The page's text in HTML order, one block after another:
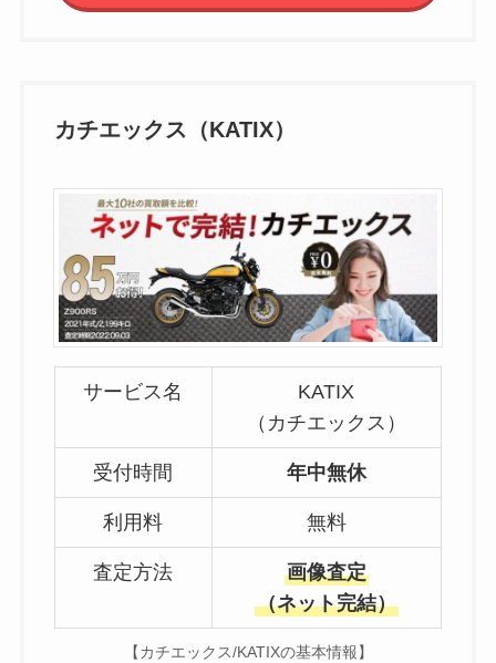
カチエックス（KATIX）
サービス名
KATIX
（カチエックス）
受付時間 年中無休
利用料 無料
査定方法
画像査定
（ネット完結）
【カチエックス/KATIXの基本情報】